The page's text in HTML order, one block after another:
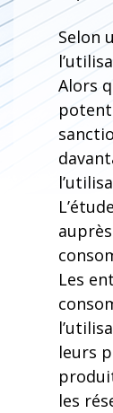
Selon
Alors
Les
leurs
les